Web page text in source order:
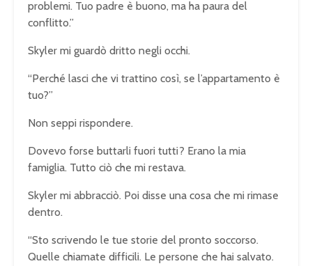
problemi. Tuo padre è buono, ma ha paura del
conflitto.”
Skyler mi guardò dritto negli occhi.
“Perché lasci che vi trattino così, se l’appartamento è
tuo?”
Non seppi rispondere.
Dovevo forse buttarli fuori tutti? Erano la mia
famiglia. Tutto ciò che mi restava.
Skyler mi abbracciò. Poi disse una cosa che mi rimase
dentro.
“Sto scrivendo le tue storie del pronto soccorso.
Quelle chiamate difficili. Le persone che hai salvato.